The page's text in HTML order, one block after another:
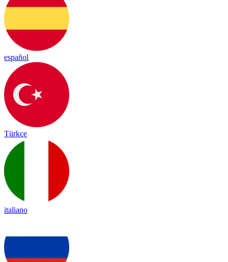
español
Türkçe
italiano